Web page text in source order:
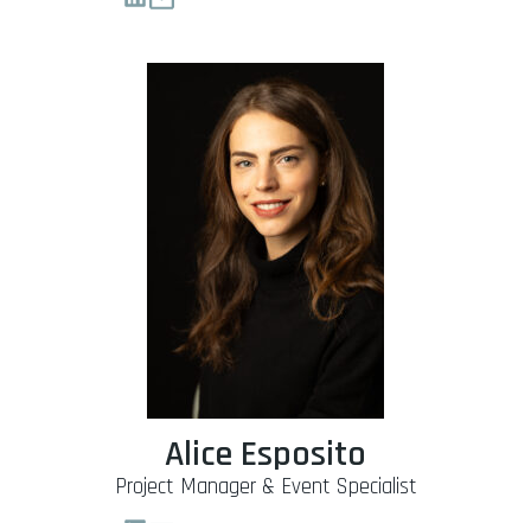
Alice Esposito
Project Manager & Event Specialist